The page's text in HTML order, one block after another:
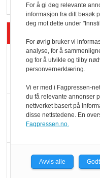
For å gi deg relevante
informasjon fra ditt besøk
deg mot dette under
For øvrig bruker vi
analyse, for å
og for å utvikle og tilby
personvernerklæring.
Vi er med i Fagpressen-
du få relevante annonser
nettverket basert på
disse nettstedene. En
Fagpressen.no.
Avvis alle